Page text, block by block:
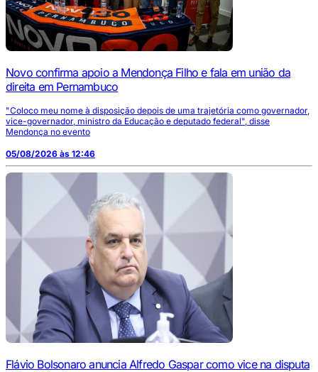
Novo confirma apoio a Mendonça Filho e fala em união da
direita em Pernambuco
"Coloco meu nome à disposição depois de uma trajetória como governador,
vice-governador, ministro da Educação e deputado federal", disse
Mendonça no evento
05/08/2026 às 12:46
Flávio Bolsonaro anuncia Alfredo Gaspar como vice na disputa